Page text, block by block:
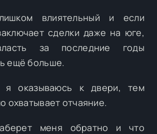
влиятельный и если
сделки даже на юге,
за последние годы
ещё больше.
оказываюсь к двери, тем
охватывает отчаяние.
меня обратно и что